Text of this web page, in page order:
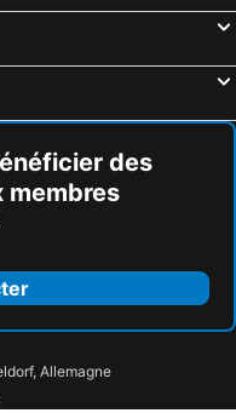
des
membres
Allemagne